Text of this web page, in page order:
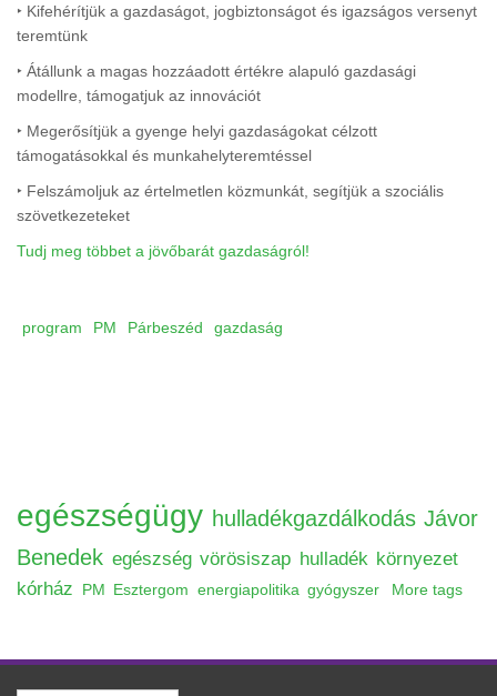
‣ Kifehérítjük a gazdaságot, jogbiztonságot és igazságos versenyt
teremtünk
‣ Átállunk a magas hozzáadott értékre alapuló gazdasági
modellre, támogatjuk az innovációt
‣ Megerősítjük a gyenge helyi gazdaságokat célzott
támogatásokkal és munkahelyteremtéssel
‣ Felszámoljuk az értelmetlen közmunkát, segítjük a szociális
szövetkezeteket
Tudj meg többet a jövőbarát gazdaságról!
program PM Párbeszéd gazdaság
egészségügy hulladékgazdálkodás Jávor
Benedek egészség vörösiszap hulladék környezet
kórház
PM Esztergom energiapolitika gyógyszer More tags